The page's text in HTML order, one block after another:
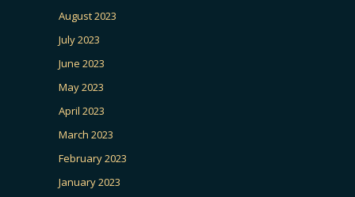
August 2023
July 2023
June 2023
May 2023
April 2023
March 2023
February 2023
January 2023